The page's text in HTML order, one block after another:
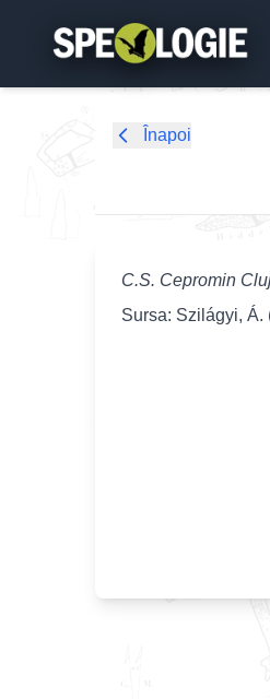
Înapoi
C.S. Cepromin
Sursa: Szilágyi, Á.